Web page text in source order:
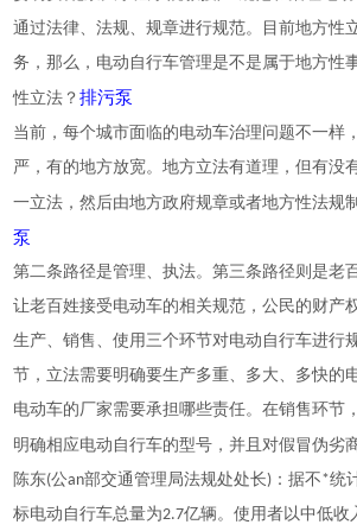
通过法律、法规、规章进行规范。目前地方性
务，那么，电动自行车管理是不是属于地方性
性立法？排污泵
当前，每个城市面临的电动车治理问题不一样
严，有的地方放宽。地方立法有道理，但有没
一立法，然后由地方政府规章或者地方性法规
泵
第二条路径是管理、执法。第三条路径则是老
让老百姓接受电动车的相关规范，公民的财产
生产、销售、使用三个环节对电动自行车进行
节，立法需要明确要生产多重、多大、多快的
电动车的厂家需要承担哪些责任。在销售环节
明确相应电动自行车的型号，并且对假冒伪劣
陈东(公an部交通管理局法规处处长)：据不*统
标电动自行车总量为2.7亿辆。使用者以中低收